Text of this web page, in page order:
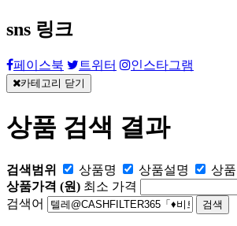
sns 링크
페이스북 트위터 인스타그램
카테고리 닫기
상품 검색 결과
검색범위 상품명 상품설명 상품
상품가격 (원) 최소 가격
검색어